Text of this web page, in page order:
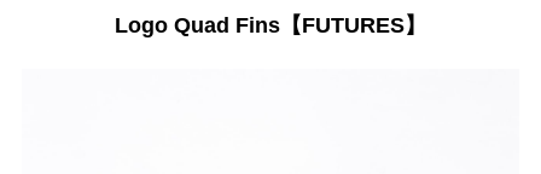
Logo Quad Fins【FUTURES】